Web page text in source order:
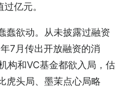
亿元。
蠢欲动。从未披露过融资
7月传出开放融资的消
构和VC基金都欲入局，估
虎头局、墨茉点心局略